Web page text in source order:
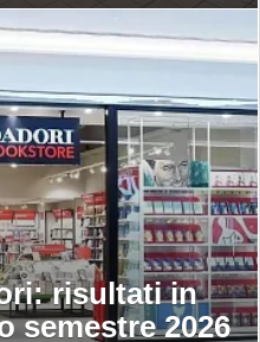
risultati in
semestre 2026